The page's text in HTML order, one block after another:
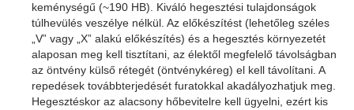
keménységű (~190 HB). Kiváló hegesztési tulajdonságok
túlhevülés veszélye nélkül. Az előkészítést (lehetőleg széles
„V” vagy „X” alakú előkészítés) és a hegesztés környezetét
alaposan meg kell tisztítani, az élektől megfelelő távolságban
az öntvény külső rétegét (öntvénykéreg) el kell távolítani. A
repedések továbbterjedését furatokkal akadályozhatjuk meg.
Hegesztéskor az alacsony hőbevitelre kell ügyelni, ezért kis